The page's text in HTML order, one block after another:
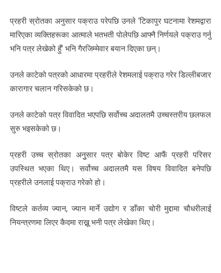
प्रहरी स्रोतका अनुसार पक्राउ परेपछि उनले ‘टिकापुर घटनामा रेशमद्वारा
मारिएका व्यक्तिहरूका आत्माले भतभती पोलेपछि आफ्नै निर्णयले पक्राउ गर्नु
भनि पत्र लेखेको हुँ’ भनि गैरजिम्मेवार बयान दिएका छन्।
उनले काटेको पत्रको आधारमा प्रहरीले रेशमलाई पक्राउ गरेर डिल्लीबजार
कारागार चलान गरिसकेको छ।
उनले काटेको पत्र विवादित भएपछि सर्वोच्च अदालतमै उच्चस्तरीय छलफल
सुरु भइसकेको छ।
प्रहरी उच्च स्रोतका अनुुसार पत्र बोकेर विष्ट आफैं प्रहरी परिसर
उपस्थित भएका थिए। सर्वोच्च अदालतमै यस विषय विवादित बनेपछि
प्रहरीले उनलाई पक्राउ गरेको हो।
विष्टले कर्तव्य ज्यान, ज्यान मार्ने उद्योग र डाँका चोरी मुद्दामा चौधरीलाई
नियन्त्रणमा लिएर कैदमा राख्नू भनी पत्र लेखेका थिए।